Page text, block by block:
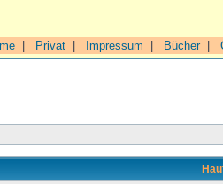
Privat Impressum Bücher|